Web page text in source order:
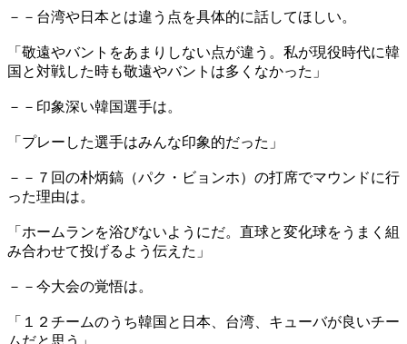
－－台湾や日本とは違う点を具体的に話してほしい。
「敬遠やバントをあまりしない点が違う。私が現役時代に韓
国と対戦した時も敬遠やバントは多くなかった」
－－印象深い韓国選手は。
「プレーした選手はみんな印象的だった」
－－７回の朴炳鎬（パク・ビョンホ）の打席でマウンドに行
った理由は。
「ホームランを浴びないようにだ。直球と変化球をうまく組
み合わせて投げるよう伝えた」
－－今大会の覚悟は。
「１２チームのうち韓国と日本、台湾、キューバが良いチー
ムだと思う」